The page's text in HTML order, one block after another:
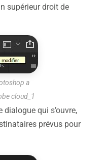
supérieur droit de
a
cloud_1
qui s’ouvre,
prévus pour